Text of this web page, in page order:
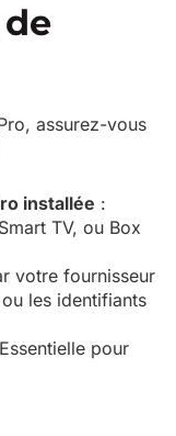
assurez-vous
installée :
TV, ou Box
votre fournisseur
ou les identifiants
pour